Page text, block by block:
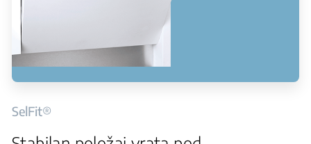
SelFit®